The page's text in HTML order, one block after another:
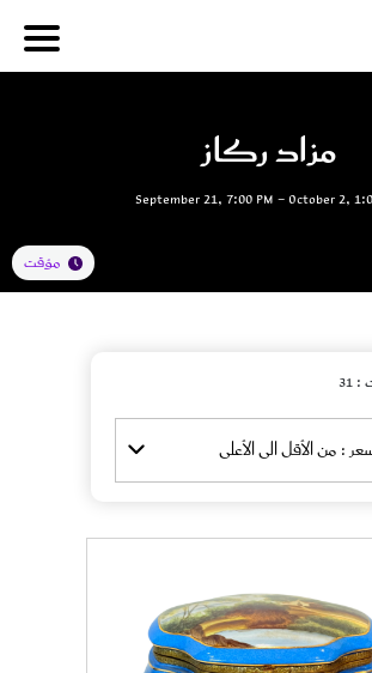
مزاد ركاز
September 21, 7:00 PM - October 2,
مؤقت
: 31